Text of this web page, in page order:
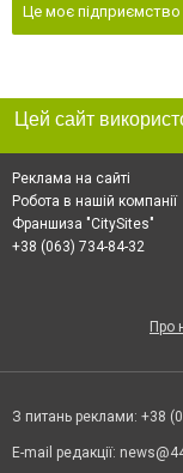
Це моє підприємство
Реклама на сайті
Робота в нашій компанії
Франшиза "CitySites"
+38 (063) 734-84-32
Про
З питань реклами: +38
E-mail редакції: